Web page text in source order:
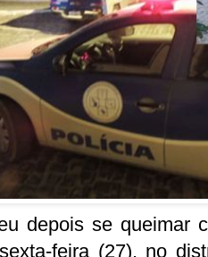
depois se queimar
feira (27), no